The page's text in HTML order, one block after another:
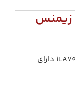
زیمنس
الکتروموتور سه‌فاز زیمنس مدل 1LA7073-4AB11 دارای